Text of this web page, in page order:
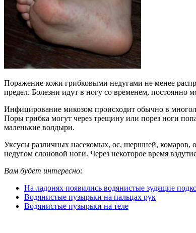
Поражение кожи грибковыми недугами не менее
предел. Болезни идут в ногу со временем,
Инфицирование микозом происходит обычно в
Поры грибка могут через трещину или порез ноги
маленькие волдыри.
Уксусы различных насекомых, ос, шершней, комаров,
недугом слоновой ноги. Через некоторое время
Вам будет интересно:
На ладонях появились водянистые зудящие
Водянистые пузырьки на пальцах рук
Водянистые пузырьки на теле